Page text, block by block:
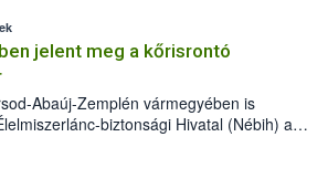
jelent meg a kőrisrontó
Abaúj-Zemplén vármegyében is
biztonsági Hivatal (Nébih) a
(Agrilus planipennis) jelenlétét. A
találták meg, de már fertőzött